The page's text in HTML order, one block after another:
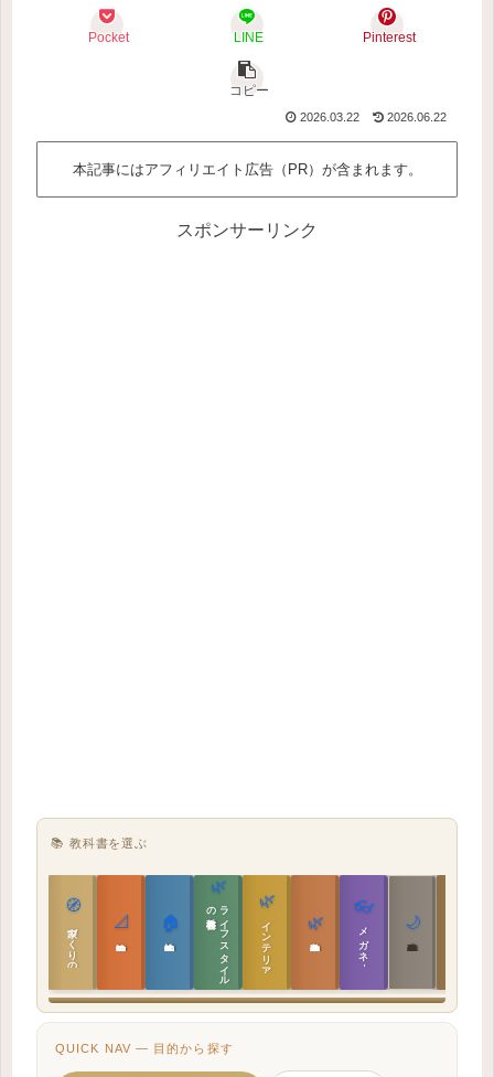
Pocket LINE Pinterest
コピー
2026.03.22 2026.06.22
本記事にはアフィリエイト広告（PR）が含まれます。
スポンサーリンク
📚 教科書を選ぶ
🧭
家づくりの教科書 📐
実施設計の教科書
🏠
性能設計の教科書
🌿
ラ
イ
フ
ス
タ
イ
ル
の
教科書 🌿
インテリア設計 🌿
敷地設計の教科書
👓
メガネ｜転職 🌙
建築思想の教科書
QUICK NAV — 目的から探す